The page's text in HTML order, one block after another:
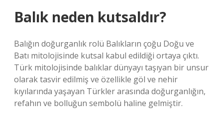
Balık neden kutsaldır?
Balığın doğurganlık rolü Balıkların çoğu Doğu ve
Batı mitolojisinde kutsal kabul edildiği ortaya çıktı.
Türk mitolojisinde balıklar dünyayı taşıyan bir unsur
olarak tasvir edilmiş ve özellikle göl ve nehir
kıyılarında yaşayan Türkler arasında doğurganlığın,
refahın ve bolluğun sembolü haline gelmiştir.